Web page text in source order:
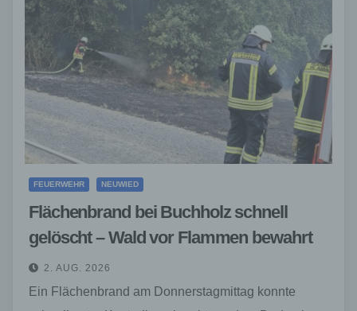
FEUERWEHR NEUWIED
Flächenbrand bei Buchholz schnell
gelöscht – Wald vor Flammen bewahrt
2. AUG. 2026
Ein Flächenbrand am Donnerstagmittag konnte